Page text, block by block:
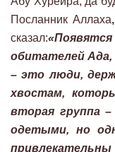
Посланник Аллаха,
сказал:
обитателей Ада,
– это люди,
хвостам,
вторая группа
одетыми, но